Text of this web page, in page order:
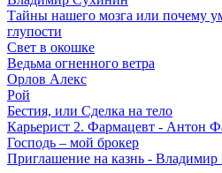
Тайны нашего мозга или почему
глупости
Свет в окошке
Ведьма огненного ветра
Орлов Алекс
Рой
Бестия, или Сделка на тело
Карьерист 2. Фармацевт - Антон
Господь – мой брокер
Приглашение на казнь - Владимир